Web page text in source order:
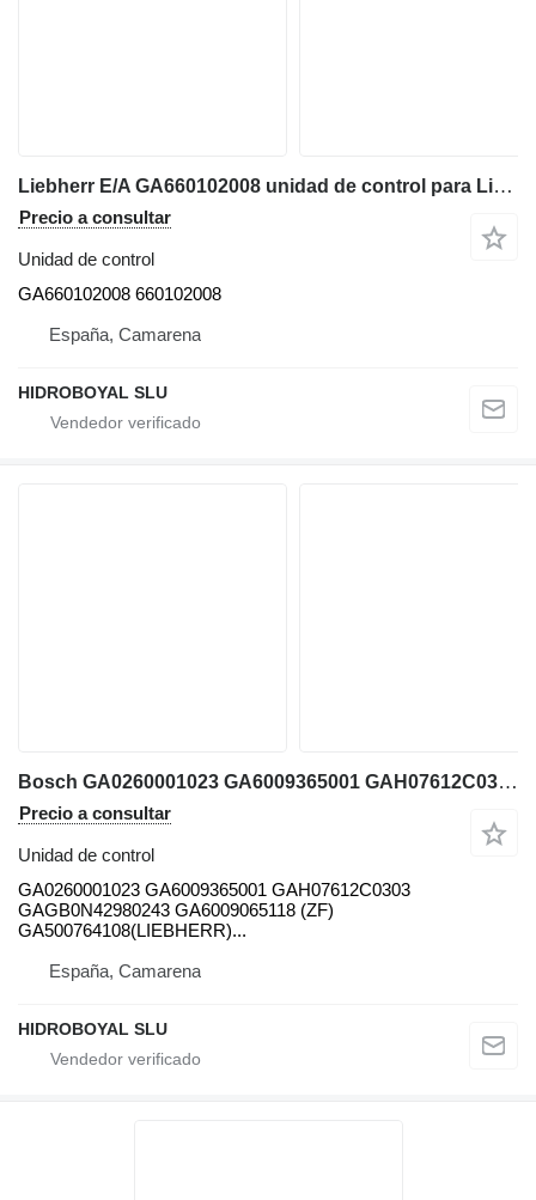
Liebherr E/A GA660102008 unidad de control para Liebherr LTM CRANE grúa móvil
Precio a consultar
Unidad de control
GA660102008 660102008
España, Camarena
HIDROBOYAL SLU
Bosch GA0260001023 GA6009365001 GAH07612C0303 GAGB0N42980243 GA6009065118 unidad de control para Liebherr LTM grúa móvil
Precio a consultar
Unidad de control
GA0260001023 GA6009365001 GAH07612C0303
GAGB0N42980243 GA6009065118 (ZF)
GA500764108(LIEBHERR)...
España, Camarena
HIDROBOYAL SLU